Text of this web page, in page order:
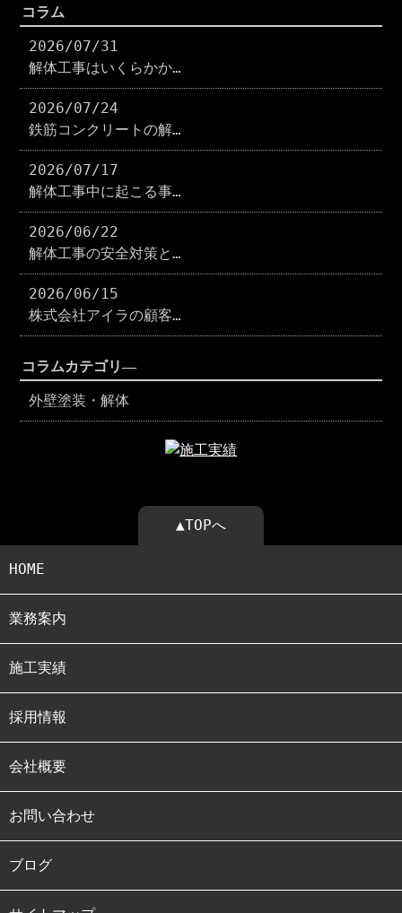
コラム
2026/07/31
解体工事はいくらかか…
2026/07/24
鉄筋コンクリートの解…
2026/07/17
解体工事中に起こる事…
2026/06/22
解体工事の安全対策と…
2026/06/15
株式会社アイラの顧客…
コラムカテゴリ―
外壁塗装・解体
▲TOPへ
HOME
業務案内
施工実績
採用情報
会社概要
お問い合わせ
ブログ